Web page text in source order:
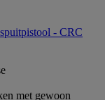
- CRC
met gewoon